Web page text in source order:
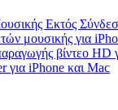
Εκτός
μουσικής για
βίντεο HD
iPhone και Mac